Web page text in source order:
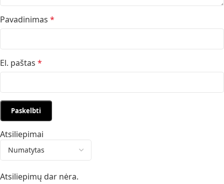
Atsiliepimai
Atsiliepimų dar nėra.
Pavadinimas *
El. paštas *